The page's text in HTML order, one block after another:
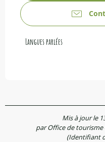
Langues parlées
Langues parlées
Mis à jour le
par Office de
(Identifiant